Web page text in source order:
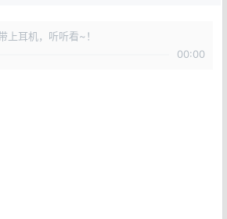
上耳机，听听看~！
00:00